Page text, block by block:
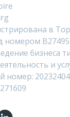
в
номером
бизнеса
и
номер: